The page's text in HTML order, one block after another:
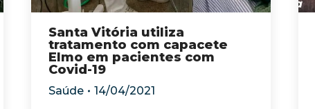
Santa Vitória utiliza
tratamento com capacete
Elmo em pacientes com
Covid-19
Saúde 14/04/2021